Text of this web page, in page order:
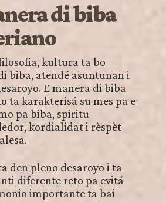
di biba
kultura ta bo
biba, atendé asuntunan i
E manera di biba
ta karakterisá su mes pa e
pa biba, spiritu
kordialidat i rèspèt
den pleno desaroyo i ta
diferente reto pa evitá
importante ta bai